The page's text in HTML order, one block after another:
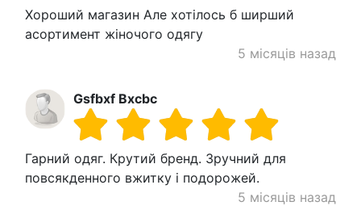
Хороший магазин Але хотілось б ширший
асортимент жіночого одягу
5 місяців назад
Gsfbxf Bxcbc
Гарний одяг. Крутий бренд. Зручний для
повсякденного вжитку і подорожей.
5 місяців назад